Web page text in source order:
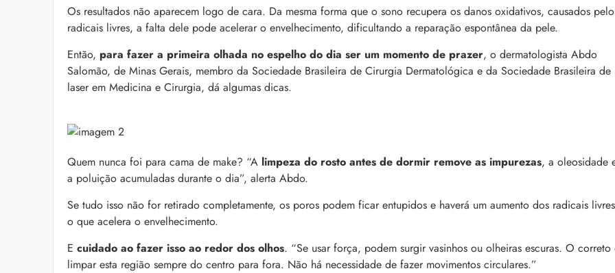
Os resultados não aparecem logo de cara. Da mesma forma que o sono recupera os danos oxidativos, causados
radicais livres, a falta dele pode acelerar o envelhecimento, dificultando a reparação espontânea da pele.
Então, para fazer a primeira olhada no espelho do dia ser um momento de prazer, o dermatologista Abdo
Salomão, de Minas Gerais, membro da Sociedade Brasileira de Cirurgia Dermatológica e da Sociedade Brasileira de
laser em Medicina e Cirurgia, dá algumas dicas.
Quem nunca foi para cama de make? “A limpeza do rosto antes de dormir remove as impurezas, a oleosidade
a poluição acumuladas durante o dia”, alerta Abdo.
Se tudo isso não for retirado completamente, os poros podem ficar entupidos e haverá um aumento dos radicais
o que acelera o envelhecimento.
E cuidado ao fazer isso ao redor dos olhos. “Se usar força, podem surgir vasinhos ou olheiras escuras. O correto
limpar esta região sempre do centro para fora. Não há necessidade de fazer movimentos circulares.”
O expert Willy Morales revela 5 cuidados com a
barba para você incluir no dia a dia. Veja quais
as recomendações do barbeiro
A queda de cabelo masculina é um quadro
comum, e a boa notícia é que é possível
Bond Repair: o que é a tecnologia e como ela
reverte os danos do cabelo
saiba como incluir a tecnologia na rotina
As últimas novidades e lançamentos de